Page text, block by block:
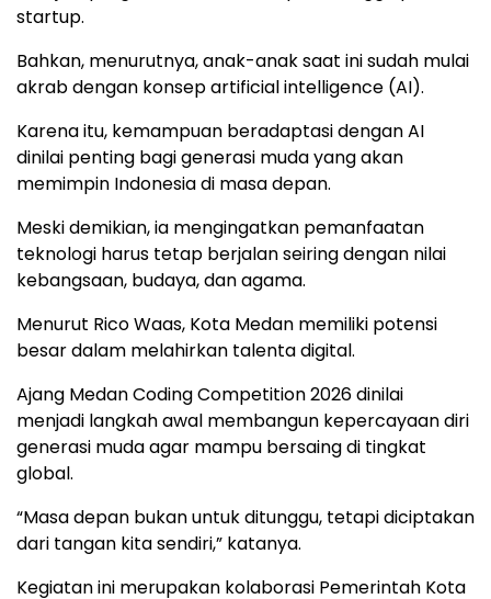
startup.
Bahkan, menurutnya, anak-anak saat ini sudah mulai
akrab dengan konsep artificial intelligence (AI).
Karena itu, kemampuan beradaptasi dengan AI
dinilai penting bagi generasi muda yang akan
memimpin Indonesia di masa depan.
Meski demikian, ia mengingatkan pemanfaatan
teknologi harus tetap berjalan seiring dengan nilai
kebangsaan, budaya, dan agama.
Menurut Rico Waas, Kota Medan memiliki potensi
besar dalam melahirkan talenta digital.
Ajang Medan Coding Competition 2026 dinilai
menjadi langkah awal membangun kepercayaan diri
generasi muda agar mampu bersaing di tingkat
global.
“Masa depan bukan untuk ditunggu, tetapi diciptakan
dari tangan kita sendiri,” katanya.
Kegiatan ini merupakan kolaborasi Pemerintah Kota